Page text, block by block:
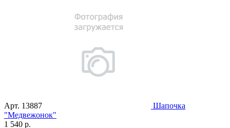
Арт. 13887
Шапочка
"Медвежонок"
1 540 р.